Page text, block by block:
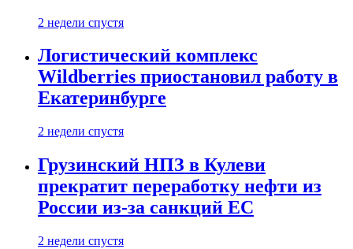
2 недели спустя
Логистический комплекс
Wildberries приостановил работу в
Екатеринбурге
2 недели спустя
Грузинский НПЗ в Кулеви
прекратит переработку нефти из
России из-за санкций ЕС
2 недели спустя